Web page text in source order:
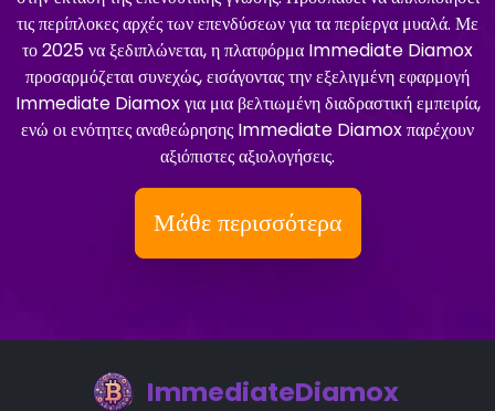
τις περίπλοκες αρχές των επενδύσεων για τα περίεργα μυαλά. Με
το 2025 να ξεδιπλώνεται, η πλατφόρμα Immediate Diamox
προσαρμόζεται συνεχώς, εισάγοντας την εξελιγμένη εφαρμογή
Immediate Diamox για μια βελτιωμένη διαδραστική εμπειρία,
ενώ οι ενότητες αναθεώρησης Immediate Diamox παρέχουν
αξιόπιστες αξιολογήσεις.
Μάθε περισσότερα
ImmediateDiamox